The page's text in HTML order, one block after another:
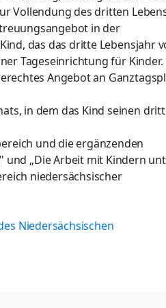
Vollendung des dritten
in der
das das dritte Lebensjahr
Tageseinrichtung für Kinder.
Angebot an
in dem das Kind seinen
und die ergänzenden
„Die Arbeit mit Kindern
niedersächsischer
Niedersächsischen